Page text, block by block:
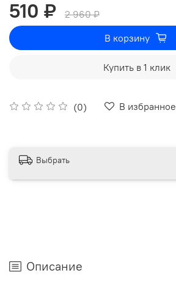
(0) В избранное
510 ₽
2 960 ₽
В корзину
Купить в 1 клик
Выбрать
Описание